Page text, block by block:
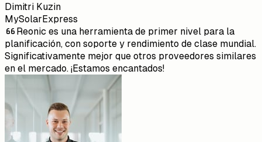
Dimitri Kuzin
MySolarExpress
Reonic es una herramienta de primer nivel para la
planificación, con soporte y rendimiento de clase mundial.
Significativamente mejor que otros proveedores similares
en el mercado. ¡Estamos encantados!